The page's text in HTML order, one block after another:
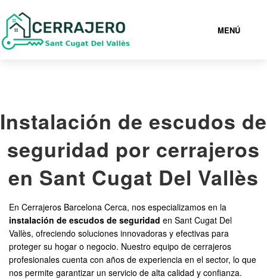
MENÚ
936941529
CERRAJEROS SANT CUGAT DEL VALLÈS BARATOS
SERVICIOS
CONTACTAR
Instalación de escudos de
seguridad por cerrajeros
en Sant Cugat Del Vallès
En Cerrajeros Barcelona Cerca, nos especializamos en la
instalación de escudos de seguridad en Sant Cugat Del
Vallès, ofreciendo soluciones innovadoras y efectivas para
proteger su hogar o negocio. Nuestro equipo de cerrajeros
profesionales cuenta con años de experiencia en el sector, lo que
nos permite garantizar un servicio de alta calidad y confianza.